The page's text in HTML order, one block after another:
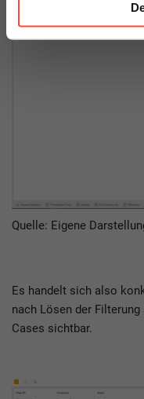
Quelle: Eigene
Es handelt sich also
nach Lösen der
Cases sichtbar.